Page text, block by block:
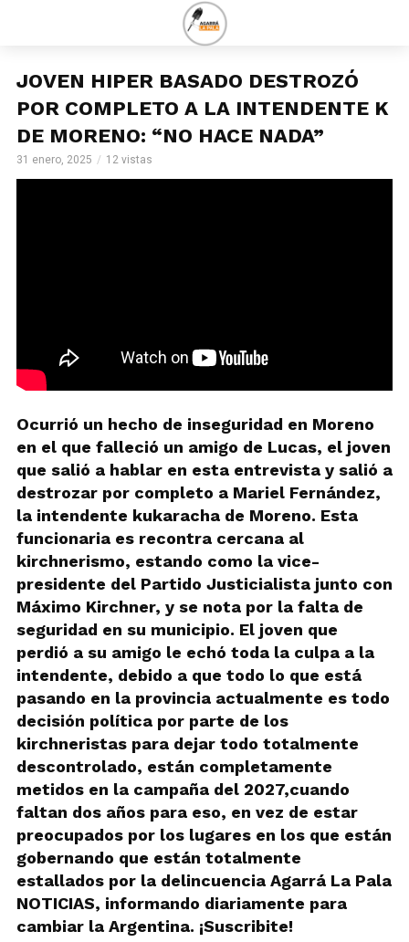
JOVEN HIPER BASADO DESTROZÓ
POR COMPLETO A LA INTENDENTE K
DE MORENO: “NO HACE NADA”
31 enero, 2025 12 vistas
Ocurrió un hecho de inseguridad en Moreno
en el que falleció un amigo de Lucas, el joven
que salió a hablar en esta entrevista y salió a
destrozar por completo a Mariel Fernández,
la intendente kukaracha de Moreno. Esta
funcionaria es recontra cercana al
kirchnerismo, estando como la vice-
presidente del Partido Justicialista junto con
Máximo Kirchner, y se nota por la falta de
seguridad en su municipio. El joven que
perdió a su amigo le echó toda la culpa a la
intendente, debido a que todo lo que está
pasando en la provincia actualmente es todo
decisión política por parte de los
kirchneristas para dejar todo totalmente
descontrolado, están completamente
metidos en la campaña del 2027,cuando
faltan dos años para eso, en vez de estar
preocupados por los lugares en los que están
gobernando que están totalmente
estallados por la delincuencia Agarrá La Pala
NOTICIAS, informando diariamente para
cambiar la Argentina. ¡Suscribite!